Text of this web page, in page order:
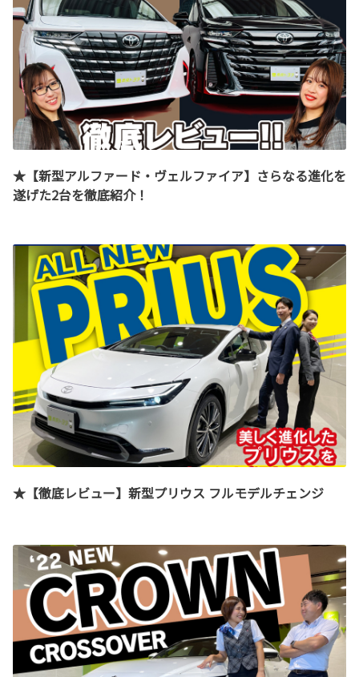
★【新型アルファード・ヴェルファイア】さらなる進化を
遂げた2台を徹底紹介！
★【徹底レビュー】新型プリウス フルモデルチェンジ